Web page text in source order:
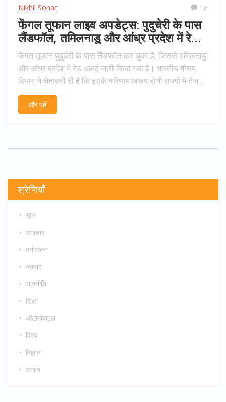
Nikhil Sonar
16
फेंगल तूफान लाइव अपडेट्स: पुदुचेरी के पास
लैंडफॉल, तमिलनाडु और आंध्र प्रदेश में रेड
अलर्ट
फेंगल तूफान पुदुचेरी के पास लैंडफॉल कर चुका है, जिससे तमिलनाडु
और आंध्र प्रदेश में रेड अलर्ट जारी किया गया है। भारतीय मौसम
विभाग ने चेतावनी दी है कि इसके परिणामस्वरूप दोनों राज्यों में तेज
हवाएं और भारी बारिश हो सकती हैं। क्षेत्रों को बाढ़ और जलभराव का
सामना करना पड़ सकता है, हालांकि सरकार ने सुरक्षा व्यवस्था पुख्ता
और पढ़ें
श्रेणियाँ
खेल
समाचार
मनोरंजन
व्यापार
राजनीति
शिक्षा
ऑटोमोबाइल
विश्व
विज्ञान
समाज